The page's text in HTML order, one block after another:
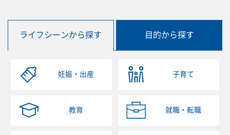
ライフシーンから探す 目的から探す
妊娠・出産 子育て
教育 就職・転職